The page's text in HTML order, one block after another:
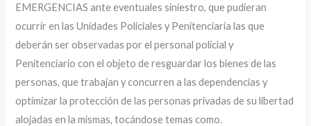
EMERGENCIAS ante eventuales siniestro, que pudieran
ocurrir en las Unidades Policiales y Penitenciaria las que
deberán ser observadas por el personal policial y
Penitenciario con el objeto de resguardar los bienes de las
personas, que trabajan y concurren a las dependencias y
optimizar la protección de las personas privadas de su libertad
alojadas en la mismas, tocándose temas como.